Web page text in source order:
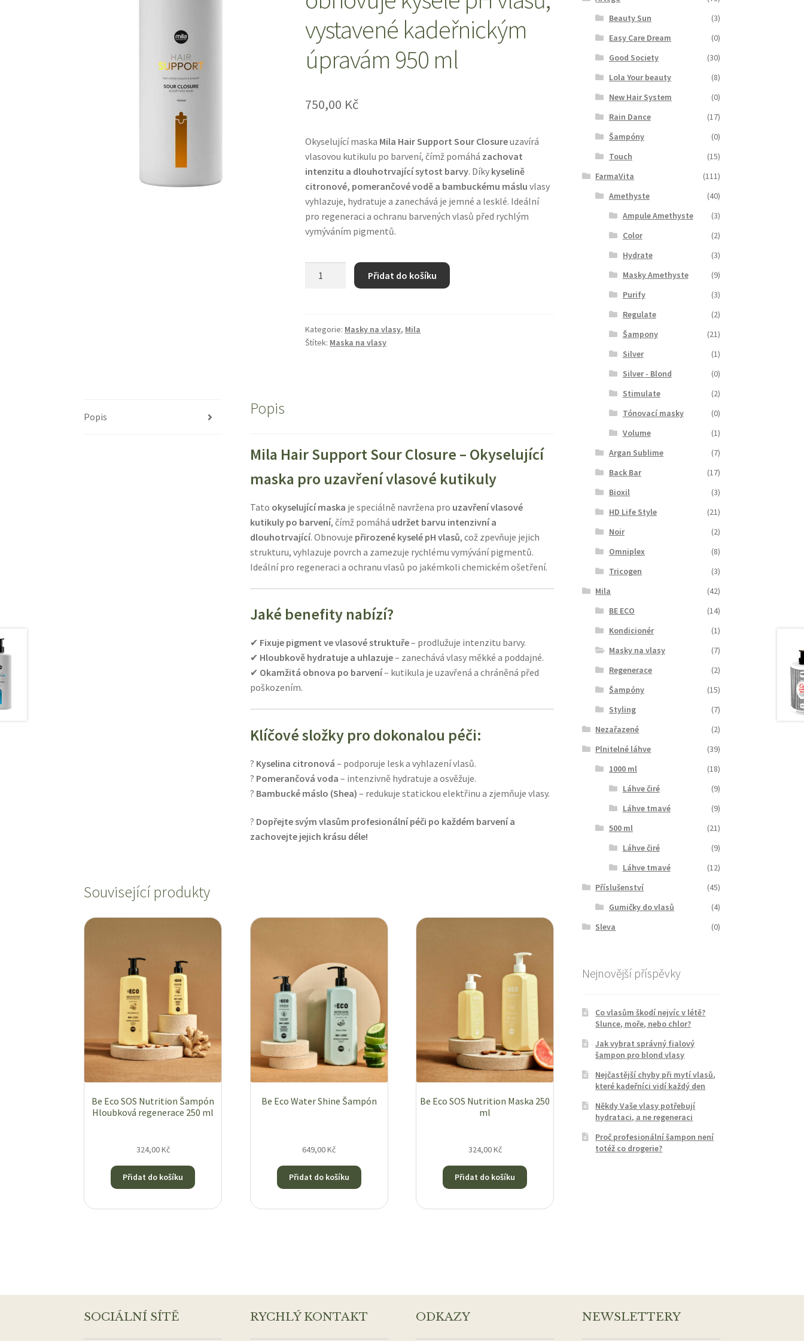
vystavené kadeřnickým
úpravám 950 ml
750,00 Kč
Okyselující maska Mila Hair Support Sour Closureuzavírá
vlasovou kutikulu po barvení, čímž pomáhá zachovat
intenzitu a dlouhotrvající sytost barvy. Díky kyselině
citronové, pomerančové vodě a bambuckému máslu vlasy
vyhlazuje, hydratuje a zanechává je jemné a lesklé. Ideální
pro regeneraci a ochranu barvených vlasů před rychlým
vymýváním pigmentů.
Closure-
okyselující
pH
vlasů,
vystavené
úpravám
950
ml
množství
Přidat do košíku
Kategorie: Masky na vlasy, Mila
Štítek: Maska na vlasy
Popis Popis
Mila Hair Support Sour Closure – Okyselující
maska pro uzavření vlasové kutikuly
Tato okyselující maska je speciálně navržena pro uzavření vlasové
kutikuly po barvení, čímž pomáhá udržet barvu intenzivní a
dlouhotrvající. Obnovuje přirozené kyselé pH vlasů, což zpevňuje jejich
strukturu, vyhlazuje povrch a zamezuje rychlému vymývání pigmentů.
Ideální pro regeneraci a ochranu vlasů po jakémkoli chemickém ošetření.
Jaké benefity nabízí?
✔ Fixuje pigment ve vlasové struktuře– prodlužuje intenzitu barvy.
✔ Hloubkově hydratuje a uhlazuje– zanechává vlasy měkké a poddajné.
✔ Okamžitá obnova po barvení– kutikula je uzavřená a chráněná před
poškozením.
Klíčové složky pro dokonalou péči:
? Kyselina citronová – podporuje lesk a vyhlazení vlasů.
? Pomerančová voda – intenzivně hydratuje a osvěžuje.
? Bambucké máslo (Shea) – redukuje statickou elektřinu a zjemňuje vlasy.
? Dopřejte svým vlasům profesionální péči po každém barvení a
zachovejte jejich krásu déle!
Související produkty
Be Eco SOS Nutrition Šampón
Hloubková regenerace 250 ml
324,00Kč
Přidat do košíku
Be Eco Water Shine Šampón
649,00Kč
Přidat do košíku
Be Eco SOS Nutrition Maska 250
ml
324,00Kč
Přidat do košíku
Beauty Sun
(3)
Easy Care Dream
(0)
Good Society
(30)
Lola Your beauty
(8)
New Hair System
(0)
Rain Dance
(17)
Šampóny
(0)
Touch
(15)
FarmaVita
(111)
Amethyste
(40)
Ampule Amethyste
(3)
Color
(2)
Hydrate
(3)
Masky Amethyste
(9)
Purify
(3)
Regulate
(2)
Šampony
(21)
Silver
(1)
Silver - Blond
(0)
Stimulate
(2)
Tónovací masky
(0)
Volume
(1)
Argan Sublime
(7)
Back Bar
(17)
Bioxil
(3)
HD Life Style
(21)
Noir
(2)
Omniplex
(8)
Tricogen
(3)
Mila
(42)
BE ECO
(14)
Kondicionér
(1)
Masky na vlasy
(7)
Regenerace
(2)
Šampóny
(15)
Styling
(7)
Nezařazené
(2)
Plnitelné láhve
(39)
1000 ml
(18)
Láhve čiré
(9)
Láhve tmavé
(9)
500 ml
(21)
Láhve čiré
(9)
Láhve tmavé
(12)
Příslušenství
(45)
Gumičky do vlasů
(4)
Sleva
(0)
Nejnovější příspěvky
Co vlasům škodí nejvíc v létě?
Slunce, moře, nebo chlor?
Jak vybrat správný fialový
šampon pro blond vlasy
Nejčastější chyby při mytí vlasů,
které kadeřníci vidí každý den
Někdy Vaše vlasy potřebují
hydrataci, a ne regeneraci
Proč profesionální šampon není
totéž co drogerie?
SOCIÁLNÍ SÍTĚ RYCHLÝ KONTAKT ODKAZY NEWSLETTERY